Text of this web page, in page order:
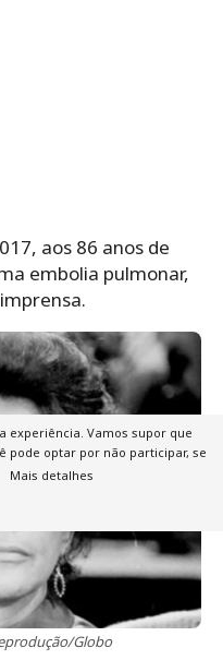
aos 86 anos de
embolia pulmonar,
Globo
experiência. Vamos supor que
pode optar por não participar, se
Mais detalhes